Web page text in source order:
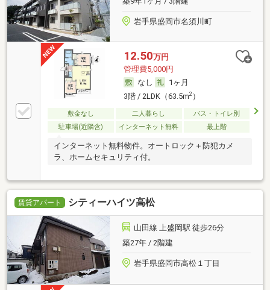
岩手県盛岡市名須川町
12.50万円
管理費5,000円
なし
1ヶ月
3階 / 2LDK（63.5m2）
敷金なし 二人暮らし
バス・トイレ別
駐車場(近隣含)
インターネット無料 最上階
インターネット無料物件。オートロック＋防犯カメ
ラ、ホームセキュリティ付。
賃貸アパート シティーハイツ高松
山田線 上盛岡駅 徒歩26分
築27年 / 2階建
岩手県盛岡市高松１丁目